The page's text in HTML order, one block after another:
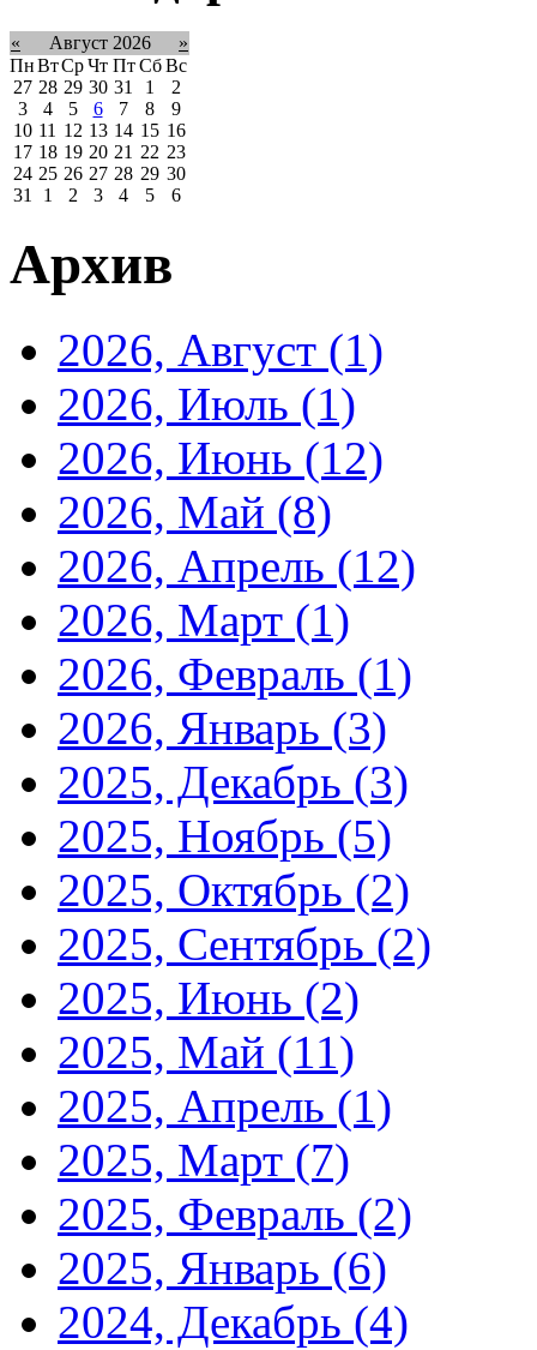
« Август 2026
»
ПнВтСрЧт Пт Сб Вс
27 28 29 30 31 1
2
3
4 5 6 7 8
9
10 11 12 13 14 15 16
17 18 19 20 21 22 23
24 25 26 27 28 29 30
31
1 2 3 4 5 6
Архив
2026, Август (1)
2026, Июль (1)
2026, Июнь (12)
2026, Май (8)
2026, Апрель (12)
2026, Март (1)
2026, Февраль (1)
2026, Январь (3)
2025, Декабрь (3)
2025, Ноябрь (5)
2025, Октябрь (2)
2025, Сентябрь (2)
2025, Июнь (2)
2025, Май (11)
2025, Апрель (1)
2025, Март (7)
2025, Февраль (2)
2025, Январь (6)
2024, Декабрь (4)